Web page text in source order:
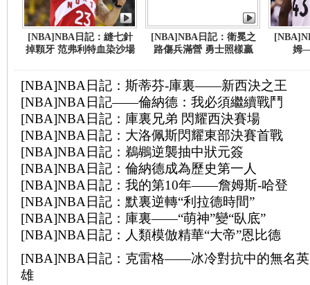
[NBA]NBA日記：縫七針
掉顆牙 范弗利特血染沙場
[NBA]NBA日記：衛冕之
路傷兵滿營 勇士照樣贏
姆
[NBA]NBA日記：斯蒂芬-庫裏——新西決之王
[NBA]NBA日記——倫納德：我必須繼續戰鬥
[NBA]NBA日記：庫裏兄弟 閃耀西決賽場
[NBA]NBA日記：大洛佩斯閃耀東部決賽首戰
[NBA]NBA日記：鵜鶘逆襲抽中狀元簽
[NBA]NBA日記：倫納德成為歷史第一人
[NBA]NBA日記：我的第10年——詹姆斯-哈登
[NBA]NBA日記：默裏逆轉“利拉德時間”
[NBA]NBA日記：庫裏——“萌神”變“臥底”
[NBA]NBA日記：人類模倣精華“大帝”恩比德
[NBA]NBA日記：克雷格——冰冷對抗中的無名英
雄